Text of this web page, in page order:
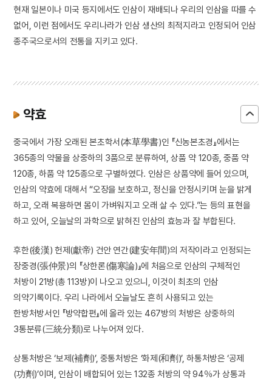
현재 일본이나 미국 등지에서도 인삼이 재배되나 우리의 인삼을 따를 수
없어, 이런 점에서도 우리나라가 인삼 생산의 최적지라고 인정되어 인삼
종주국으로서의 전통을 지키고 있다.
약효
중국에서 가장 오래된 본초학서(本草學書)인 『신농본초경』에서는
365종의 약물을 상중하의 3품으로 분류하여, 상품 약 120종, 중품 약
120종, 하품 약 125종으로 구별하였다. 인삼은 상품약에 들어 있으며,
인삼의 약효에 대해서 “오장을 보호하고, 정신을 안정시키며 눈을 밝게
하고, 오래 복용하면 몸이 가벼워지고 오래 살 수 있다.”는 등의 표현을
하고 있어, 오늘날의 과학으로 밝혀진 인삼의 효능과 잘 부합된다.
후한(後漢) 헌제(獻帝) 건안 연간(建安年間)의 저작이라고 인정되는
장중경(張仲景)의 『상한론(傷寒論)』에 처음으로 인삼의 구체적인
처방이 21방(총 113방)이 나오고 있으니, 이것이 최초의 인삼
의약기록이다. 우리 나라에서 오늘날도 흔히 사용되고 있는
한방처방서인 『방약합편』에 올라 있는 467방의 처방은 상중하의
3통분류(三統分類)로 나누어져 있다.
상통처방은 ‘보제(補劑)’, 중통처방은 ‘화제(和劑)’, 하통처방은 ‘공제
(功劑)’이며, 인삼이 배합되어 있는 132종 처방의 약 94％가 상통과